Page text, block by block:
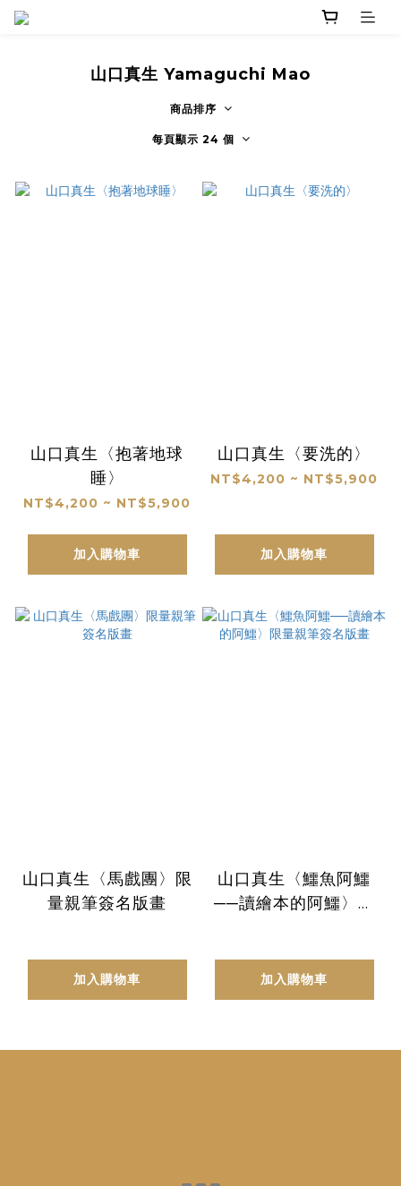
山口真生 Yamaguchi Mao
商品排序
每頁顯示 24 個
山口真生〈抱著地球
睡〉
NT$4,200 ~ NT$5,900
加入購物車
山口真生〈要洗的〉
NT$4,200 ~ NT$5,900
加入購物車
山口真生〈馬戲團〉限
量親筆簽名版畫
加入購物車
山口真生〈鱷魚阿鱷
──讀繪本的阿鱷〉限
加入購物車